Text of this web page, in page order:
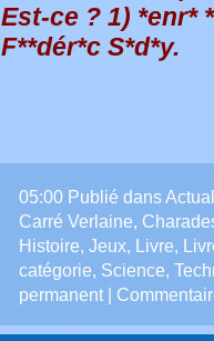
Est-ce ? 1) *enr*
F**dér*c S*d*y.
05:00 Publié dans
Carré Verlaine,
Histoire, Jeux, Livre,
catégorie, Science,
permanent